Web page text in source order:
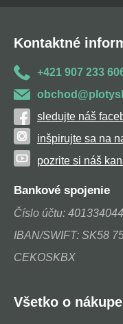
Kontaktné
+421 907 233
sledujte náš
inšpirujte sa na
pozrite si náš
Bankové spojenie
Číslo účtu:
IBAN/SWIFT: SK58
CEKOSKBX
Všetko o nákupe